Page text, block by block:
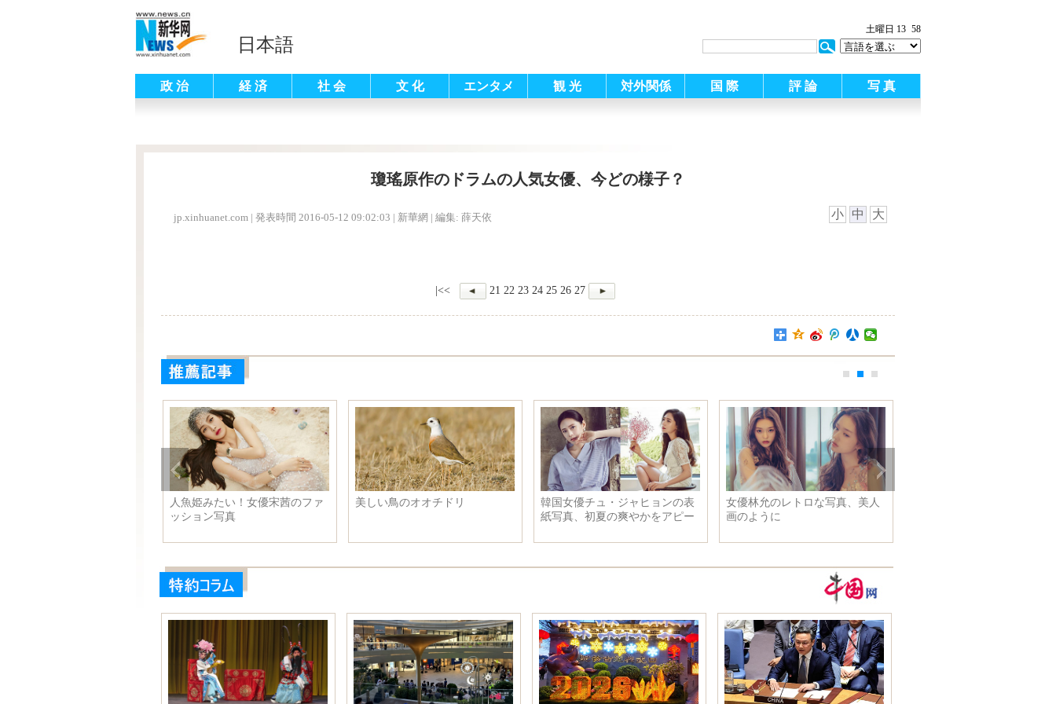
日本語
土曜日 13 58
政 治 経 済 社 会 文 化 エンタメ 観 光 対外関係 国 際 評 論 写 真
瓊瑤原作のドラムの人気女優、今どの様子？
jp.xinhuanet.com | 発表時間 2016-05-12 09:02:03 | 新華網 | 編集: 薛天依 小 中 大
|<< 21 22 23 24 25 26 27
人魚姫みたい！女優宋茜のファ
ッション写真
美しい鳥のオオチドリ
韓国女優チュ・ジャヒョンの表
紙写真、初夏の爽やかをアピー
女優林允のレトロな写真、美人
画のように